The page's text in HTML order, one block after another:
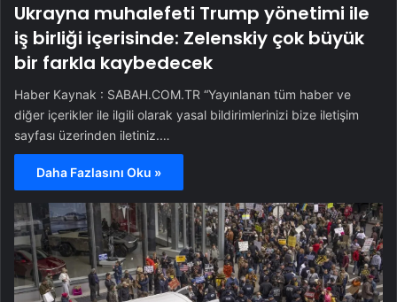
Ukrayna muhalefeti Trump yönetimi ile
iş birliği içerisinde: Zelenskiy çok büyük
bir farkla kaybedecek
Haber Kaynak : SABAH.COM.TR “Yayınlanan tüm haber ve
diğer içerikler ile ilgili olarak yasal bildirimlerinizi bize iletişim
sayfası üzerinden iletiniz.…
Daha Fazlasını Oku »